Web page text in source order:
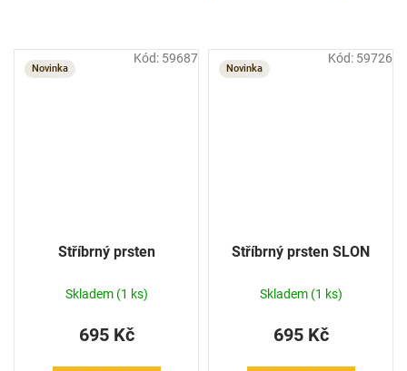
Novinka
Stříbrný prsten
Skladem (1 ks)
695 Kč
Kód: 59687
Novinka
Stříbrný prsten SLON
Skladem (1 ks)
695 Kč
Kód: 59726